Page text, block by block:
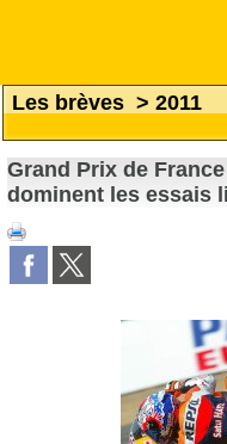
Les brèves > 2011
Grand Prix de
dominent les essais